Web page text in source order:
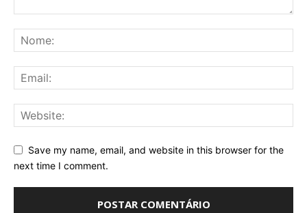
Save my name, email, and website in this browser for the
next time I comment.